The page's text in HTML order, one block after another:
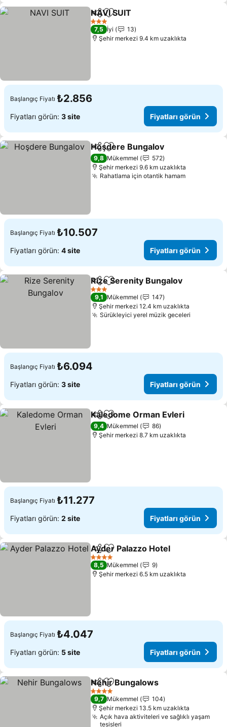
PaylaşFavorilerime ekle
NAVI SUIT
3 Yıldız
7,5 İyi
13
Şehir merkezi 9.4 km uzaklıkta
Başlangıç Fiyatı ₺2.856
Fiyatları görün: 3 site Fiyatları görün
PaylaşFavorilerime ekle
Hoşdere Bungalov
9,8 Mükemmel
572
Şehir merkezi 9.6 km uzaklıkta
Rahatlama için otantik hamamFiyatları
Başlangıç Fiyatı ₺10.507
Fiyatları görün: 4 site Fiyatları görün
PaylaşFavorilerime ekle
Rize Serenity Bungalov
3 Yıldız
9,1 Mükemmel
147
Şehir merkezi 12.4 km uzaklıkta
Sürükleyici yerel müzik geceleri
Başlangıç Fiyatı ₺6.094
Fiyatları görün: 3 site Fiyatları görün
PaylaşFavorilerime ekle
Kaledome Orman Evleri
9,4 Mükemmel
86
Şehir merkezi 8.7 km uzaklıkta
Başlangıç Fiyatı ₺11.277
Fiyatları görün: 2 site Fiyatları görün
PaylaşFavorilerime ekle
Ayder Palazzo Hotel
4 Yıldız
8,5 Mükemmel
9
Şehir merkezi 6.5 km uzaklıkta
Başlangıç Fiyatı ₺4.047
Fiyatları görün: 5 site Fiyatları görün
PaylaşFavorilerime ekle
Nehir Bungalows
4 Yıldız
9,7 Mükemmel
104
Şehir merkezi 13.5 km uzaklıkta
Açık hava aktiviteleri ve sağlıklı yaşam
tesisleri